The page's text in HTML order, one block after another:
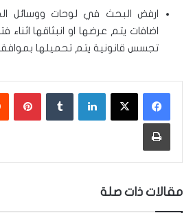
ارفض البحث في لوحات ووسائل
اضافات يتم عرضها او انبثاقها
تجسس قانونية يتم تحميلها
لينكدإن بينتيريست
طباعة
مقالات ذات صلة